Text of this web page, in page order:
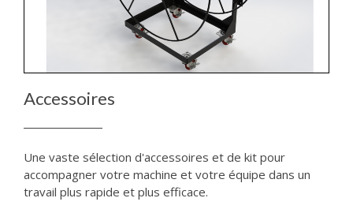
Accessoires
Une vaste sélection d'accessoires et de kit pour
accompagner votre machine et votre équipe dans un
travail plus rapide et plus efficace.